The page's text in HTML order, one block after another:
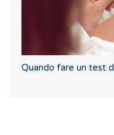
Quando fare un test